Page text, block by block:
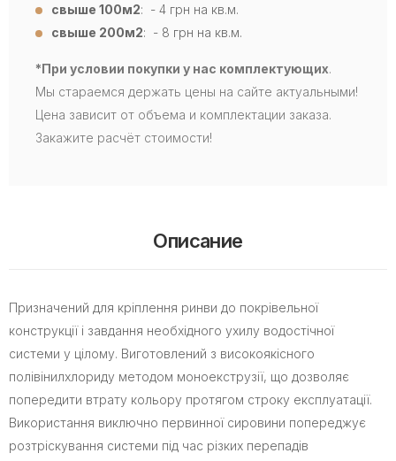
свыше 100м2: - 4 грн на кв.м.
свыше 200м2: - 8 грн на кв.м.
*При условии покупки у нас комплектующих.
Мы стараемся держать цены на сайте актуальными!
Цена зависит от объема и комплектации заказа.
Закажите расчёт стоимости!
Описание
Призначений для кріплення ринви до покрівельної
конструкції і завдання необхідного ухилу водостічної
системи у цілому. Виготовлений з високоякісного
полівінилхлориду методом моноекструзії, що дозволяє
попередити втрату кольору протягом строку експлуатації.
Використання виключно первинної сировини попереджує
розтріскування системи під час різких перепадів